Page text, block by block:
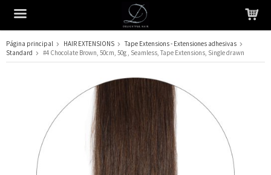
El producto ha sido añadido a su carrito
Página principal HAIR EXTENSIONS
Tape Extensions - Extensiones adhesivas
Standard
#4 Chocolate Brown, 50cm, 50g , Seamless, Tape Extensions, Single drawn